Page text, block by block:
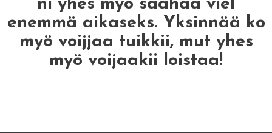
ni yhes myö saahaa viel
enemmä aikaseks. Yksinnää ko
myö voijjaa tuikkii, mut yhes
myö voijaakii loistaa!